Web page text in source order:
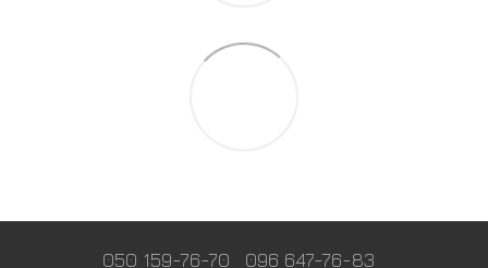
050 159-76-70 096 647-76-83